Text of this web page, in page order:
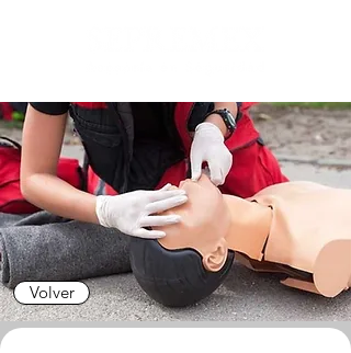
Volver